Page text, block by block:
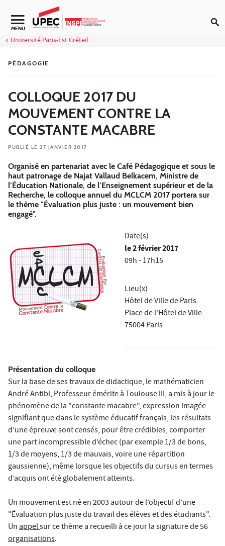
Aller au contenu
Navigation secondaire
MENU
Université Paris-Est Créteil
PÉDAGOGIE
COLLOQUE 2017 DU
MOUVEMENT CONTRE LA
CONSTANTE MACABRE
PUBLIÉ LE 27 JANVIER 2017
Organisé en partenariat avec le Café Pédagogique et sous le
haut patronage de Najat Vallaud Belkacem, Ministre de
l’Éducation Nationale, de l’Enseignement supérieur et de la
Recherche, le colloque annuel du MCLCM 2017 portera sur
le thème "Évaluation plus juste : un mouvement bien
engagé".
Date(s)
le2 février 2017
09h - 17h15
Lieu(x)
Hôtel de Ville de Paris
Place de l'Hôtel de Ville
75004 Paris
Présentation du colloque
Sur la base de ses travaux de didactique, le mathématicien
André Antibi, Professeur émérite à Toulouse III, a mis à jour le
phénomène de la "constante macabre", expression imagée
signifiant que dans le système éducatif français, les résultats
d’une épreuve sont censés, pour être crédibles, comporter
une part incompressible d’échec (par exemple 1/3 de bons,
1/3 de moyens, 1/3 de mauvais, voire une répartition
gaussienne), même lorsque les objectifs du cursus en termes
d’acquis ont été globalement atteints.
Un mouvement est né en 2003 autour de l’objectif d’une
"Évaluation plus juste du travail des élèves et des étudiants".
Unappelsur ce thème a recueilli à ce jour la signature de 56
organisations.